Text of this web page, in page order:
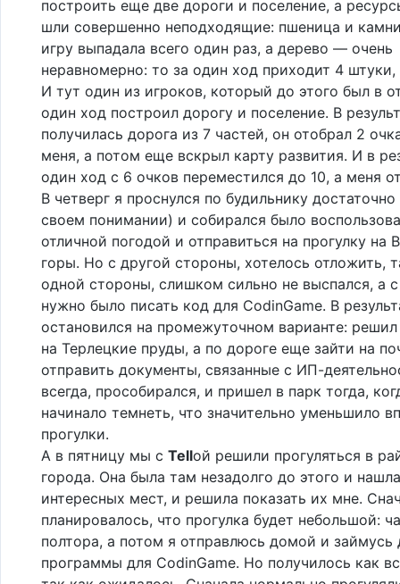
построить еще две дороги и поселение, а
шли совершенно неподходящие: пшеница и
игру выпадала всего один раз, а дерево — очень
неравномерно: то за один ход приходит 4 штуки,
И тут один из игроков, который до этого был в
один ход построил дорогу и поселение. В
получилась дорога из 7 частей, он отобрал 2
меня, а потом еще вскрыл карту развития. И в
один ход с 6 очков переместился до 10, а меня
В четверг я проснулся по будильнику
своем понимании) и собирался было
отличной погодой и отправиться на прогулку на
горы. Но с другой стороны, хотелось отложить,
одной стороны, слишком сильно не выспался, а
нужно было писать код для CodinGame. В
остановился на промежуточном варианте: решил
на Терлецкие пруды, а по дороге еще зайти на
отправить документы, связанные с ИП-
всегда, прособирался, и пришел в парк тогда,
начинало темнеть, что значительно уменьшило
прогулки.
А в пятницу мы с Tellой решили прогуляться в
города. Она была там незадолго до этого и
интересных мест, и решила показать их мне.
планировалось, что прогулка будет небольшой:
полтора, а потом я отправлюсь домой и займусь
программы для CodinGame. Но получилось как